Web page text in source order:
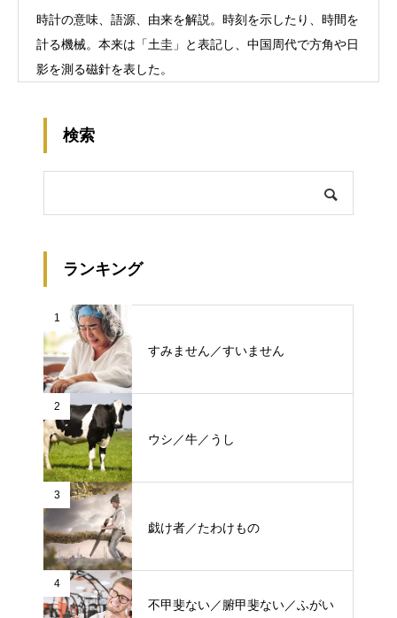
時計の意味、語源、由来を解説。時刻を示したり、時間を
計る機械。本来は「土圭」と表記し、中国周代で方角や日
影を測る磁針を表した。
検索
ランキング
1
すみません／すいません
2
ウシ／牛／うし
3
戯け者／たわけもの
4
不甲斐ない／腑甲斐ない／ふがい